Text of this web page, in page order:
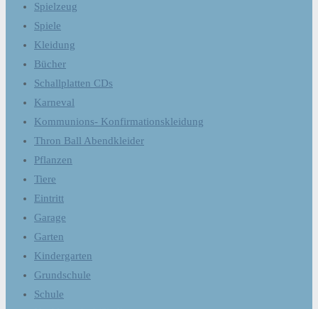
Spielzeug
Spiele
Kleidung
Bücher
Schallplatten CDs
Karneval
Kommunions- Konfirmationskleidung
Thron Ball Abendkleider
Pflanzen
Tiere
Eintritt
Garage
Garten
Kindergarten
Grundschule
Schule